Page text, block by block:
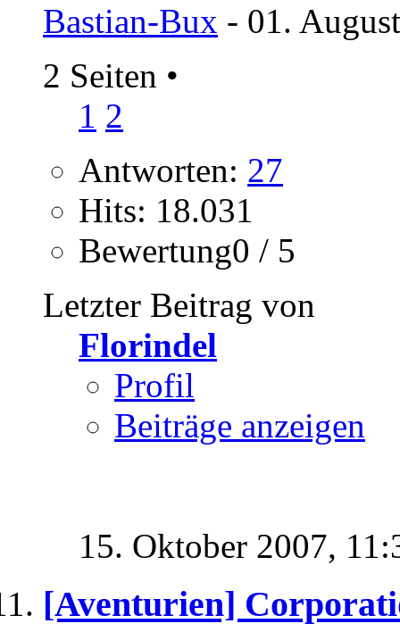
Bastian-Bux - 01.
2 Seiten •
1 2
Antworten: 27
Hits: 18.031
Bewertung0 / 5
Letzter Beitrag von
Florindel
Profil
Beiträge anzeigen
15. Oktober 2007,
[Aventurien]